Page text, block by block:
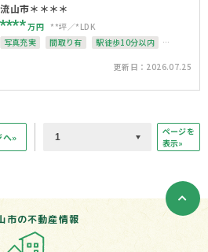
流山市＊＊＊＊
****万円 **坪
*LDK
写真充実
間取り有
駅徒歩10分以内
更新日：2026.07.25
へ»
ページを
表示»
市の不動産情報